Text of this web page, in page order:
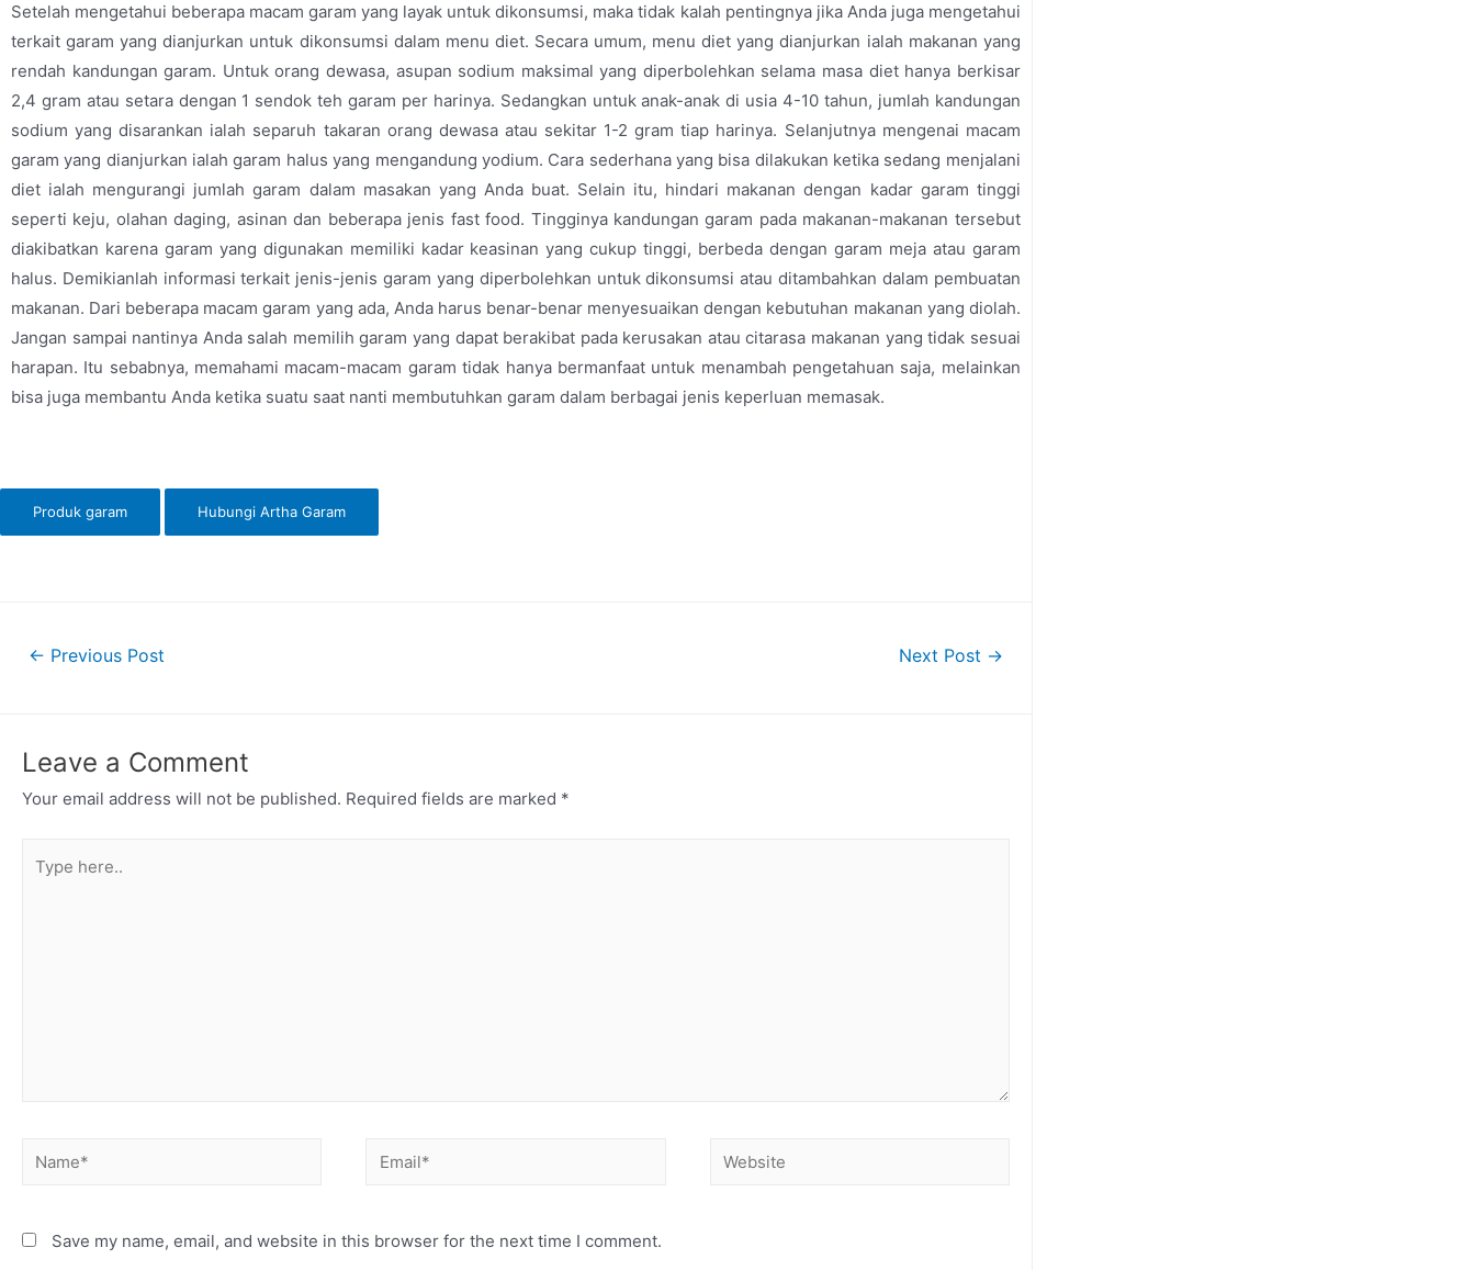
Setelah mengetahui beberapa macam garam yang layak untuk dikonsumsi, maka tidak kalah pentingnya jika Anda juga mengetahui
terkait garam yang dianjurkan untuk dikonsumsi dalam menu diet. Secara umum, menu diet yang dianjurkan ialah makanan yang
rendah kandungan garam. Untuk orang dewasa, asupan sodium maksimal yang diperbolehkan selama masa diet hanya berkisar
2,4 gram atau setara dengan 1 sendok teh garam per harinya. Sedangkan untuk anak-anak di usia 4-10 tahun, jumlah kandungan
sodium yang disarankan ialah separuh takaran orang dewasa atau sekitar 1-2 gram tiap harinya. Selanjutnya mengenai macam
garam yang dianjurkan ialah garam halus yang mengandung yodium. Cara sederhana yang bisa dilakukan ketika sedang menjalani
diet ialah mengurangi jumlah garam dalam masakan yang Anda buat. Selain itu, hindari makanan dengan kadar garam tinggi
seperti keju, olahan daging, asinan dan beberapa jenis fast food. Tingginya kandungan garam pada makanan-makanan tersebut
diakibatkan karena garam yang digunakan memiliki kadar keasinan yang cukup tinggi, berbeda dengan garam meja atau garam
halus. Demikianlah informasi terkait jenis-jenis garam yang diperbolehkan untuk dikonsumsi atau ditambahkan dalam pembuatan
makanan. Dari beberapa macam garam yang ada, Anda harus benar-benar menyesuaikan dengan kebutuhan makanan yang diolah.
Jangan sampai nantinya Anda salah memilih garam yang dapat berakibat pada kerusakan atau citarasa makanan yang tidak sesuai
harapan. Itu sebabnya, memahami macam-macam garam tidak hanya bermanfaat untuk menambah pengetahuan saja, melainkan
bisa juga membantu Anda ketika suatu saat nanti membutuhkan garam dalam berbagai jenis keperluan memasak.
Produk garam Hubungi Artha Garam
← Previous Post Next Post →
Leave a Comment
Your email address will not be published. Required fields are marked *
Save my name, email, and website in this browser for the next time I comment.